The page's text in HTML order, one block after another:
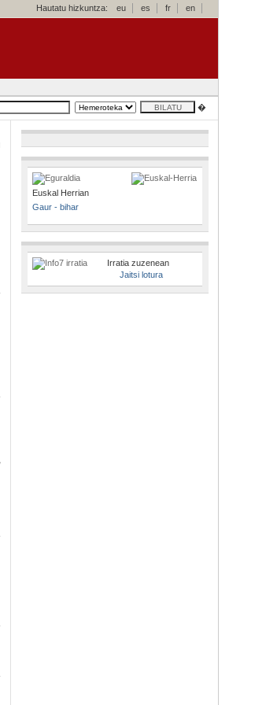
Hautatu hizkuntza: eu es fr en
�
Euskal Herrian
Gaur - bihar
Irratia zuzenean
Jaitsi lotura